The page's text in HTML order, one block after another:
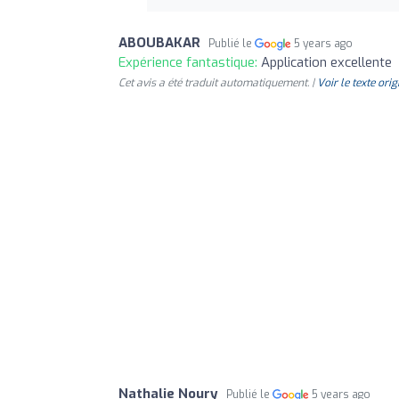
ABOUBAKAR Publié le 5 years ago
Expérience fantastique: Application excellente
Cet avis a été traduit automatiquement. | Voir le texte
Nathalie Noury Publié le 5 years ago